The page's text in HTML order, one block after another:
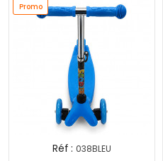
Promo
Réf : 038BLEU